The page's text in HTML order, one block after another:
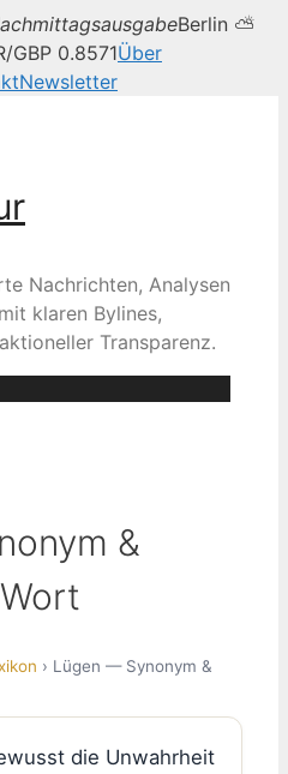
Berlin ⛅
GBP 0.8571Über
Newsletter
Nachrichten, Analysen
klaren Bylines,
Transparenz.
&
› Lügen — Synonym &
die Unwahrheit